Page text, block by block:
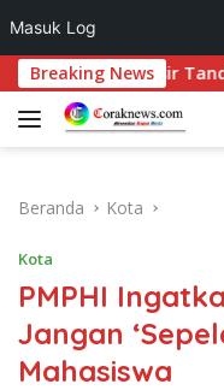
Masuk Log
Langsung
ke
konten
Breaking News
Tandatangani
Beranda Kota
Kota
PMPHI
Jangan
Mahasiswa